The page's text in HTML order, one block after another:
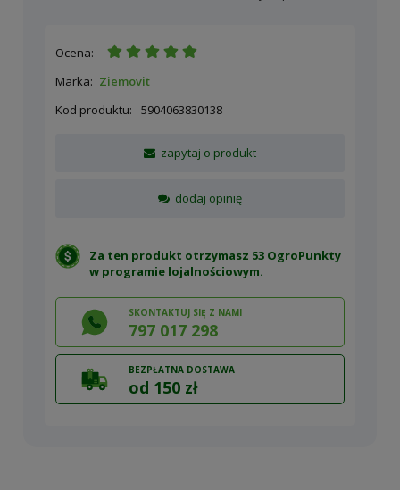
Ocena:
Marka: Ziemovit
Kod produktu:
5904063830138
zapytaj o produkt
dodaj opinię
Za ten produkt otrzymasz 53 OgroPunkty
w programie lojalnościowym.
SKONTAKTUJ SIĘ Z NAMI
797 017 298
BEZPŁATNA DOSTAWA
od 150 zł